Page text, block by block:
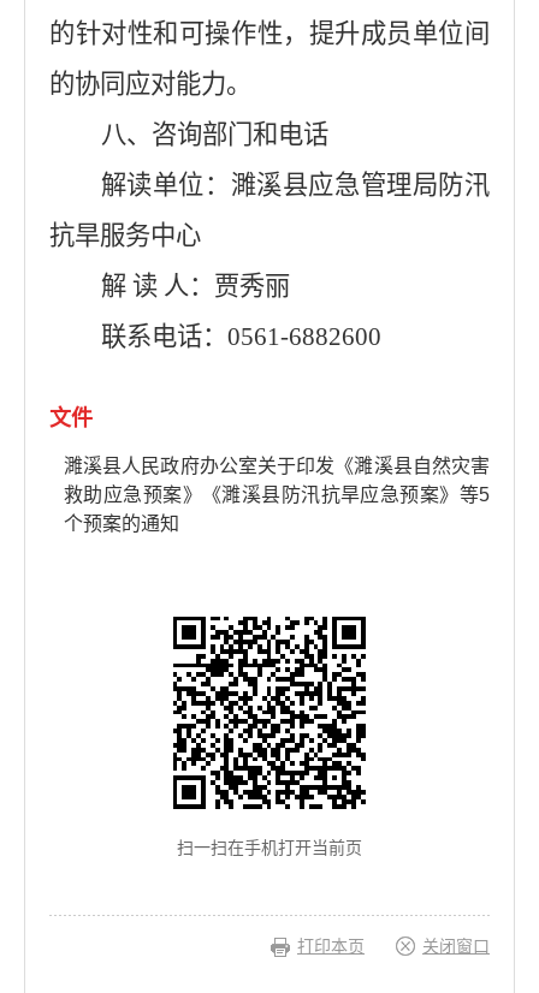
的针对性和可操作性，提升成员单位间
的协同应对能力。
八、 咨询部门 和电话
解读单位： 濉溪县应急管理局 防汛
抗旱服务中心
解 读 人：贾秀丽
联系电话： 0561-6882600
文件
濉溪县人民政府办公室关于印发《濉溪县自然灾害
救助应急预案》《濉溪县防汛抗旱应急预案》等5
个预案的通知
扫一扫在手机打开当前页
打印本页 关闭窗口